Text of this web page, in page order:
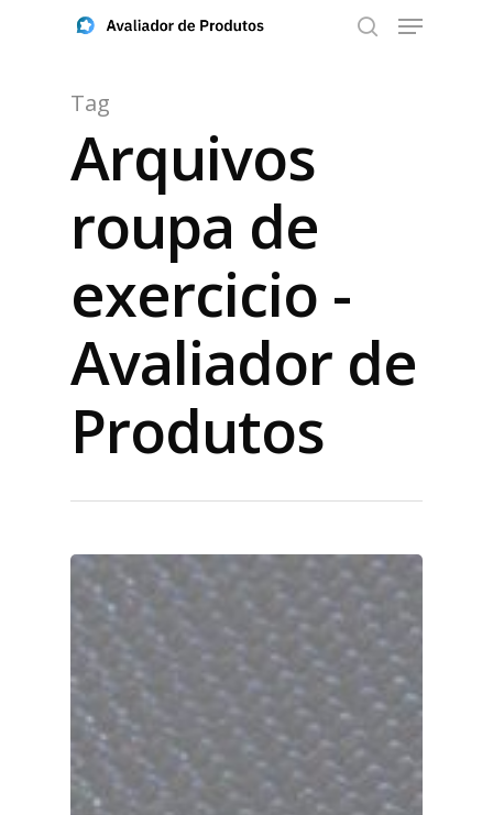
Aperte ENTER para buscar ou ESC para fechar
Tag
Arquivos
roupa de
exercicio -
Avaliador de
Produtos